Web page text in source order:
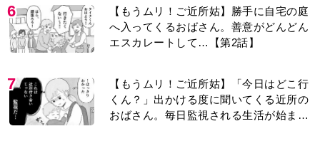
6
【もうムリ！ご近所姑】勝手に自宅の庭
へ入ってくるおばさん。善意がどんどん
エスカレートして…【第2話】
7
【もうムリ！ご近所姑】「今日はどこ行
くん？」出かける度に聞いてくる近所の
おばさん。毎日監視される生活が始ま